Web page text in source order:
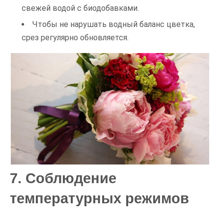
свежей водой с биодобавками.
Чтобы не нарушать водный баланс цветка,
срез регулярно обновляется.
7. Соблюдение
температурных режимов